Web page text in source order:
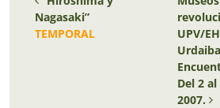
Nagasaki”
TEMPORAL
UPV/
Del 2
2007.